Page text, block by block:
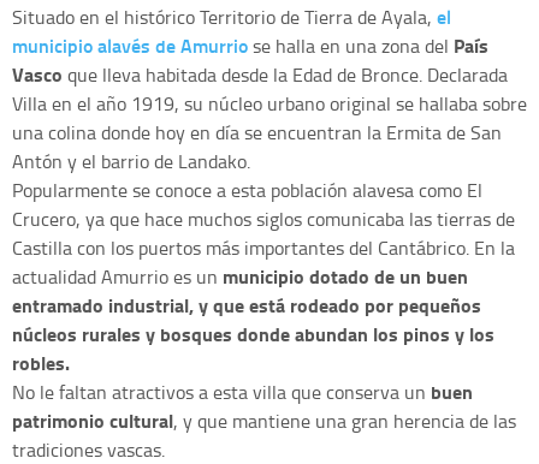
Situado en el histórico Territorio de Tierra de Ayala, el
municipio alavés de Amurriose halla en una zona del País
Vasco que lleva habitada desde la Edad de Bronce. Declarada
Villa en el año 1919, su núcleo urbano original se hallaba sobre
una colina donde hoy en día se encuentran la Ermita de San
Antón y el barrio de Landako.
Popularmente se conoce a esta población alavesa como El
Crucero, ya que hace muchos siglos comunicaba las tierras de
Castilla con los puertos más importantes del Cantábrico. En la
actualidad Amurrio es un municipio dotado de un buen
entramado industrial, y que está rodeado por pequeños
núcleos rurales y bosques donde abundan los pinos y los
robles.
No le faltan atractivos a esta villa que conserva un buen
patrimonio cultural, y que mantiene una gran herencia de las
tradiciones vascas.